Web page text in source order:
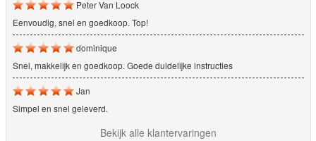
Peter Van Loock
Eenvoudig, snel en goedkoop. Top!
dominique
Snel, makkelijk en goedkoop. Goede duidelijke instructies
Jan
Simpel en snel geleverd.
Bekijk alle klantervaringen